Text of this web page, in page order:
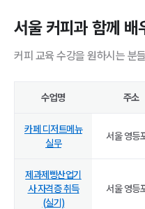
서울 커피과 함께 배
커피 교육 수강을 원하시는 분
수업명 주소
카페 디저트메뉴
실무
서울 영등
제과제빵산업기
사 자격증 취득
(실기)
서울 영등